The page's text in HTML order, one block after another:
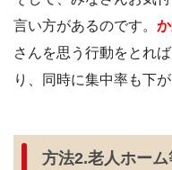
言い方があるのです。
さんを思う行動をとれ
り、同時に集中率も下
方法2.老人ホー